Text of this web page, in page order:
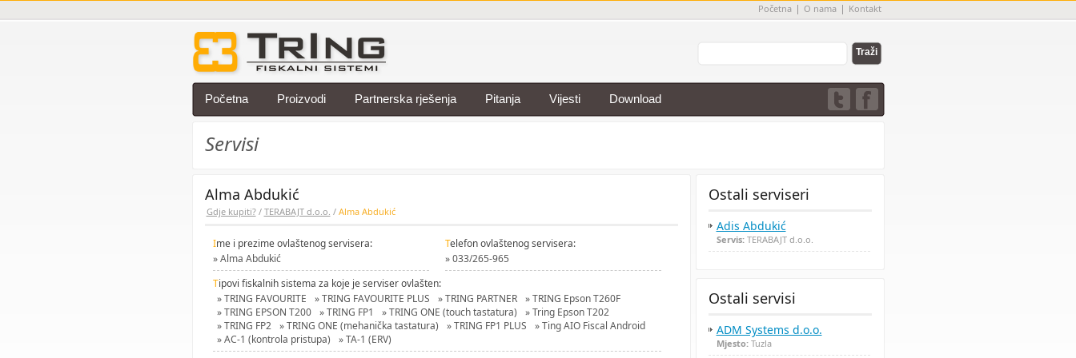
Početna O nama Kontakt
Početna Proizvodi Partnerska rješenja Pitanja Vijesti Download
Servisi
Alma Abdukić
Gdje kupiti? / TERABAJT d.o.o. / Alma Abdukić
Ime i prezime ovlaštenog servisera:
» Alma Abdukić
Telefon ovlaštenog servisera:
» 033/265-965
Tipovi fiskalnih sistema za koje je serviser ovlašten:
» TRING FAVOURITE
» TRING FAVOURITE PLUS » TRING PARTNER
» TRING Epson T260F
» TRING EPSON T200
» TRING FP1 » TRING ONE (touch tastatura)
» Tring Epson T202
» TRING FP2
» TRING ONE (mehanička tastatura) » TRING FP1 PLUS
» Ting AIO Fiscal Android
» AC-1 (kontrola pristupa)
» TA-1 (ERV)
Ostali serviseri
Adis Abdukić
Servis: TERABAJT d.o.o.
Ostali servisi
ADM Systems d.o.o.
Mjesto: Tuzla